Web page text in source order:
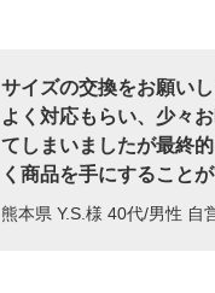
サイズの交換をお願い
よく対応もらい、少々
てしまいましたが最終
く商品を手にすることが
熊本県 Y.S.様 40代/男性 自